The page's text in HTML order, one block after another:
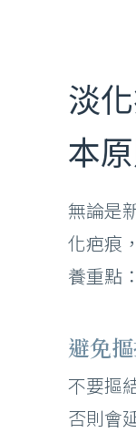
淡
本
無論是
化疤痕
養重點：
避免
不要摳
否則會